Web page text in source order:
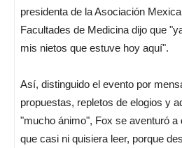
presidenta de la Asociación
Facultades de Medicina dijo que
mis nietos que estuve hoy aquí".
Así, distinguido el evento por
propuestas, repletos de elogios y
"mucho ánimo", Fox se aventuró a
que casi ni quisiera leer, porque